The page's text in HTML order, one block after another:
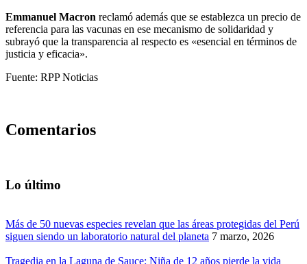
Emmanuel Macron reclamó además que se establezca un precio de
referencia para las vacunas en ese mecanismo de solidaridad y
subrayó que la transparencia al respecto es «esencial en términos de
justicia y eficacia».
Fuente: RPP Noticias
Comentarios
Lo último
Más de 50 nuevas especies revelan que las áreas protegidas del Perú
siguen siendo un laboratorio natural del planeta 7 marzo, 2026
Tragedia en la Laguna de Sauce: Niña de 12 años pierde la vida